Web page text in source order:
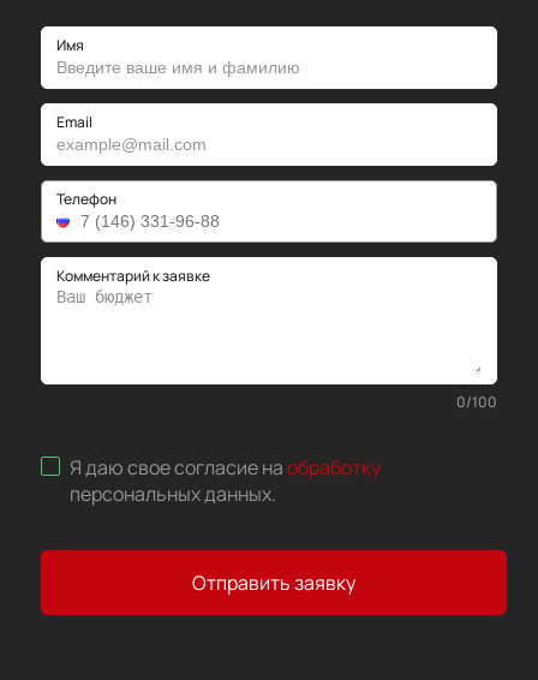
Имя
Email
Телефон
Комментарий к заявке
0/100
Я даю свое согласие наобработку
персональных данных.
Отправить заявку